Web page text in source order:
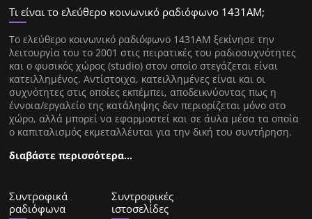
Τι είναι το ελεύθερο κοινωνικό ραδιόφωνο 1431ΑΜ;
Tο ελεύθερο κοινωνικό ραδιόφωνο 1431AM ξεκίνησε την
λειτουργία του το 2001 στις πειρατικές του ραδιοσυχνότητες
και ο φυσικός χώρος (studio) στον οποίο στεγάζεται είναι
κατειλλημένος. Αντίστοιχα, κατειλλημένες είναι και οι
συχνότητες στις οποίες εκπέμπει, αποδεικνύοντας πως η
έννοια/εργαλείο της κατάληψης δεν περιορίζεται μόνο στο
χώρο, αλλά μπορεί να εφαρμοστεί και σε άυλα μέσα τα οποία
ο καπιταλισμός εκμεταλλέυται για την δική του συντήρηση.
διαβάστε περισσότερα…
Συντροφικά
ραδιόφωνα
Συντροφικές
ιστοσελίδες